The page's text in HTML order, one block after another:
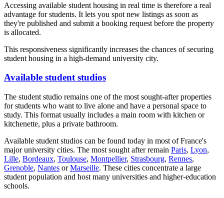
Accessing available student housing in real time is therefore a real
advantage for students. It lets you spot new listings as soon as
they're published and submit a booking request before the property
is allocated.
This responsiveness significantly increases the chances of securing
student housing in a high-demand university city.
Available student studios
The student studio remains one of the most sought-after properties
for students who want to live alone and have a personal space to
study. This format usually includes a main room with kitchen or
kitchenette, plus a private bathroom.
Available student studios can be found today in most of France's
major university cities. The most sought after remain Paris, Lyon,
Lille, Bordeaux, Toulouse, Montpellier, Strasbourg, Rennes,
Grenoble, Nantes orMarseille. These cities concentrate a large
student population and host many universities and higher-education
schools.